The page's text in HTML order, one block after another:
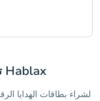
تحميل تطبيق Hablax